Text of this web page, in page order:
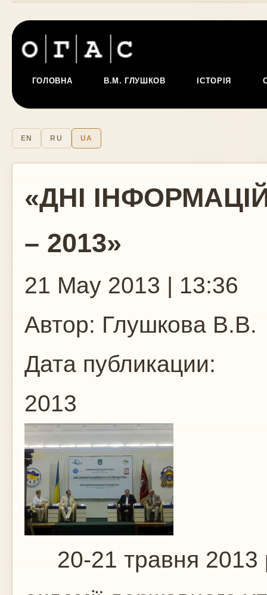
ГОЛОВНА В.М. ГЛУШКОВ ІСТОРІЯ
EN RU UA
«ДНІ
– 2013»
21 May 2013 | 13:36
Автор: Глушкова В.В.
Дата публикации:
2013
20-21 травня 2013